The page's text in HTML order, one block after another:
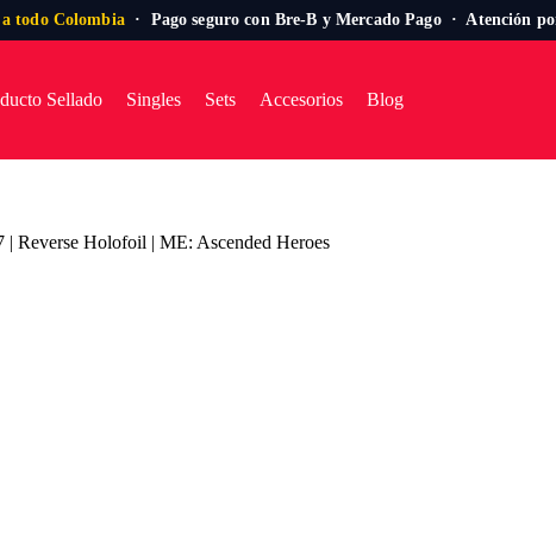
todo Colombia· Pago seguro con Bre-B y Mercado Pago · Atención
Sellado Singles Sets Accesorios Blog
| Reverse Holofoil | ME: Ascended Heroes